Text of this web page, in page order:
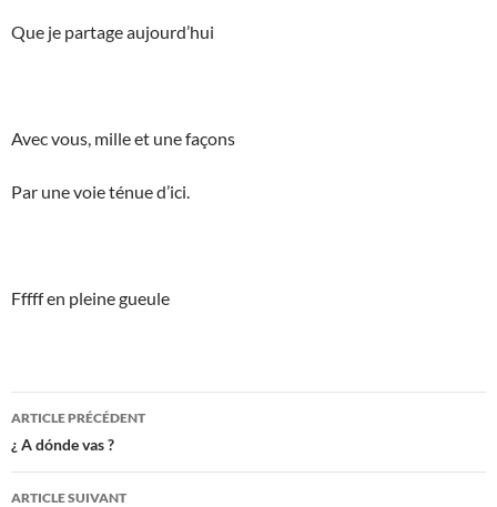
Que je partage aujourd’hui
Avec vous, mille et une façons
Par une voie ténue d’ici.
Fffff en pleine gueule
Navigation
des
articles
ARTICLE PRÉCÉDENT
¿ A dónde vas ?
ARTICLE SUIVANT